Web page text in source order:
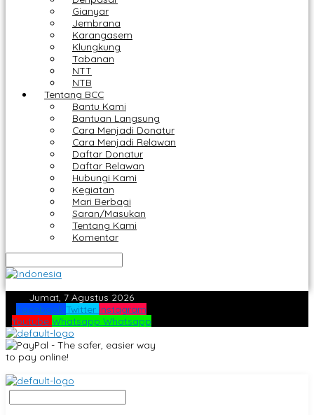
Gianyar
Jembrana
Karangasem
Klungkung
Tabanan
NTT
NTB
Tentang BCC
Bantu Kami
Bantuan Langsung
Cara Menjadi Donatur
Cara Menjadi Relawan
Daftar Donatur
Daftar Relawan
Hubungi Kami
Kegiatan
Mari Berbagi
Saran/Masukan
Tentang Kami
Komentar
Jumat, 7 Agustus 2026
Facebook Twitter Instagram
Youtube Whatsapp Whatsapp